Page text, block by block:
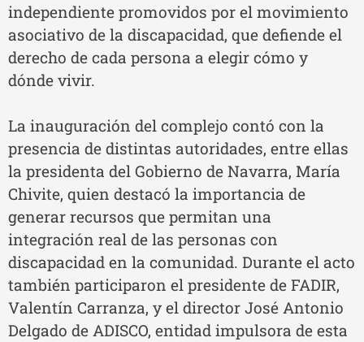
independiente promovidos por el movimiento
asociativo de la discapacidad, que defiende el
derecho de cada persona a elegir cómo y
dónde vivir.
La inauguración del complejo contó con la
presencia de distintas autoridades, entre ellas
la presidenta del Gobierno de Navarra, María
Chivite, quien destacó la importancia de
generar recursos que permitan una
integración real de las personas con
discapacidad en la comunidad. Durante el acto
también participaron el presidente de FADIR,
Valentín Carranza, y el director José Antonio
Delgado de ADISCO, entidad impulsora de esta